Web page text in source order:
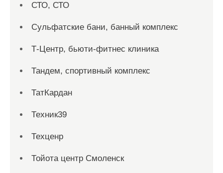
СТО, СТО
Сульфатские бани, банный комплекс
Т-Центр, бьюти-фитнес клиника
Тандем, спортивный комплекс
ТатКардан
Техник39
Техценр
Тойота центр Смоленск